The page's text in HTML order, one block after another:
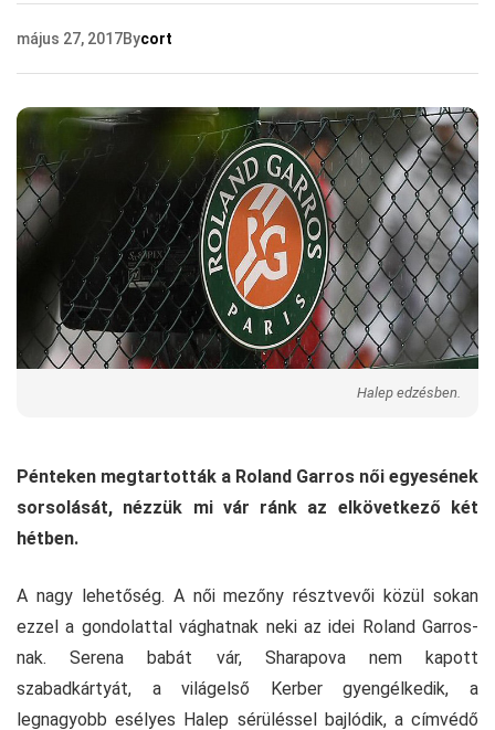
május 27, 2017Bycort
Halep edzésben.
Pénteken megtartották a Roland Garros női egyesének
sorsolását, nézzük mi vár ránk az elkövetkező két
hétben.
A nagy lehetőség. A női mezőny résztvevői közül sokan
ezzel a gondolattal vághatnak neki az idei Roland Garros-
nak. Serena babát vár, Sharapova nem kapott
szabadkártyát, a világelső Kerber gyengélkedik, a
legnagyobb esélyes Halep sérüléssel bajlódik, a címvédő